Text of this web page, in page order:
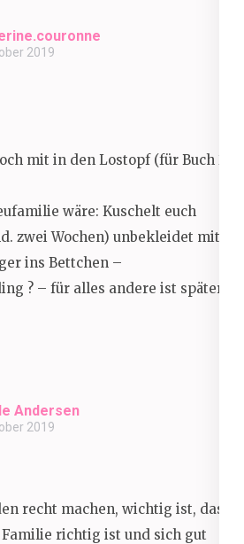
2019
mit in den Lostopf (für Buch 2)
wäre: Kuschelt euch
zwei Wochen) unbekleidet mit
ins Bettchen –
? – für alles andere ist später
Andersen
2019
recht machen, wichtig ist, dass
richtig ist und sich gut